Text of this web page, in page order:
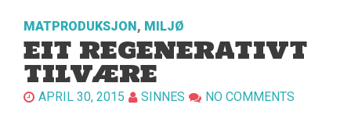
MATPRODUKSJON, MILJØ
EIT REGENERATIVT
TILVÆRE
APRIL 30, 2015 SINNES NO COMMENTS